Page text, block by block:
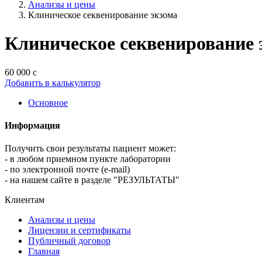
Анализы и цены
Клиническое секвенирование экзома
Клиническое секвенирование
60 000 с
Добавить в калькулятор
Основное
Информация
Получить свои результаты пациент может:
- в любом приемном пункте лаборатории
- по электронной почте (e-mail)
- на нашем сайте в разделе "РЕЗУЛЬТАТЫ"
Клиентам
Анализы и цены
Лицензии и сертификаты
Публичный договор
Главная